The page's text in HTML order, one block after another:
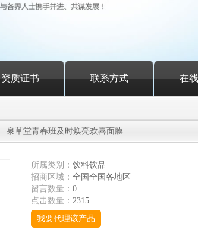
资质证书 联系方式 在
泉草堂青春班及时焕亮欢喜面膜
所属类别： 饮料饮品
招商区域： 全国全国各地区
留言数量： 0
点击数量： 2315
我要代理该产品